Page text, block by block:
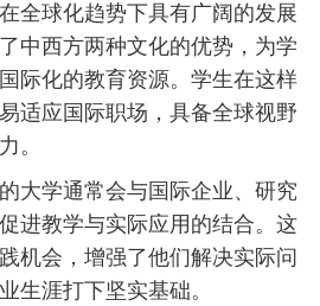
全球化趋势下具有广阔的发展
中西方两种文化的优势，为学
际化的教育资源。学生在这样
适应国际职场，具备全球视野
。
大学通常会与国际企业、研究
进教学与实际应用的结合。这
机会，增强了他们解决实际问
生涯打下坚实基础。